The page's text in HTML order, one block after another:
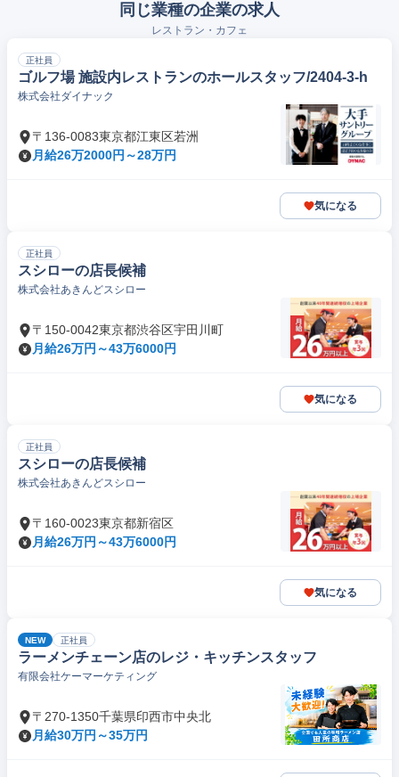
同じ業種の企業の求人
レストラン・カフェ
正社員
ゴルフ場 施設内レストランのホールスタッフ/2404-3-h
株式会社ダイナック
〒136-0083東京都江東区若洲
月給26万2000円～28万円
気になる
正社員
スシローの店長候補
株式会社あきんどスシロー
〒150-0042東京都渋谷区宇田川町
月給26万円～43万6000円
気になる
正社員
スシローの店長候補
株式会社あきんどスシロー
〒160-0023東京都新宿区
月給26万円～43万6000円
気になる
NEW 正社員
ラーメンチェーン店のレジ・キッチンスタッフ
有限会社ケーマーケティング
〒270-1350千葉県印西市中央北
月給30万円～35万円